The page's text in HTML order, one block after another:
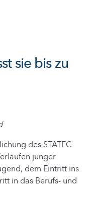
sie bis zu
des STATEC
junger
dem Eintritt ins
in das Berufs- und